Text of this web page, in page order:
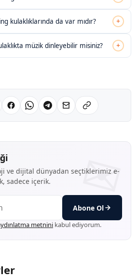
kulaklıklarında da var mıdır? +
müzik dinleyebilir misiniz? +
ve dijital dünyadan seçtiklerimiz e-
sadece içerik.
Abone Ol
metnini kabul ediyorum.